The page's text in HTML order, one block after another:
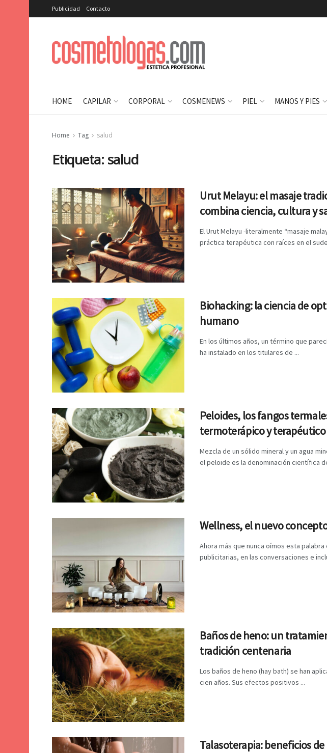
Publicidad Contacto
HOME CAPILAR CORPORAL COSMENEWS PIEL MANOS Y PIES
Home Tag salud
Etiqueta: salud
Urut Melayu: el masaje
combina ciencia, cultura y
El Urut Melayu -literalmente “masaje
práctica terapéutica con raíces en el
Biohacking: la ciencia de
humano
En los últimos años, un término que
ha instalado en los titulares de ...
Peloides, los fangos
termoterápico y terapéutico
Mezcla de un sólido mineral y un agua
el peloide es la denominación científica
Wellness, el nuevo
Ahora más que nunca oímos esta
publicitarias, en las conversaciones e
Baños de heno: un
tradición centenaria
Los baños de heno (hay bath) se han
cien años. Sus efectos positivos ...
Talasoterapia: beneficios